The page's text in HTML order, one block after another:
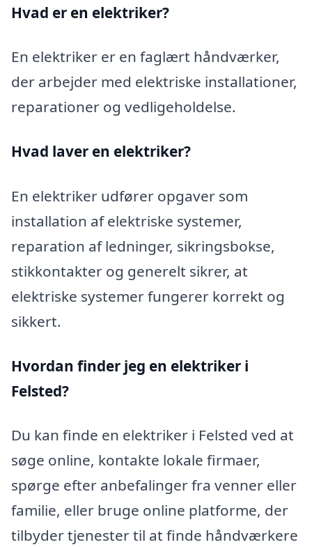
Hvad er en elektriker?
En elektriker er en faglært håndværker,
der arbejder med elektriske installationer,
reparationer og vedligeholdelse.
Hvad laver en elektriker?
En elektriker udfører opgaver som
installation af elektriske systemer,
reparation af ledninger, sikringsbokse,
stikkontakter og generelt sikrer, at
elektriske systemer fungerer korrekt og
sikkert.
Hvordan finder jeg en elektriker i
Felsted?
Du kan finde en elektriker i Felsted ved at
søge online, kontakte lokale firmaer,
spørge efter anbefalinger fra venner eller
familie, eller bruge online platforme, der
tilbyder tjenester til at finde håndværkere